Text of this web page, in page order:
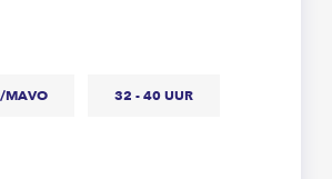
MAVO 32 - 40 UUR